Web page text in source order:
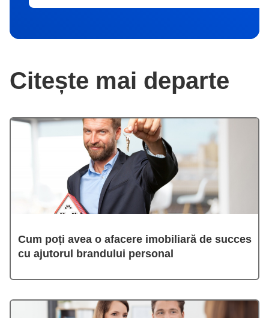
Citește mai departe
Cum poți avea o afacere imobiliară de succes
cu ajutorul brandului personal